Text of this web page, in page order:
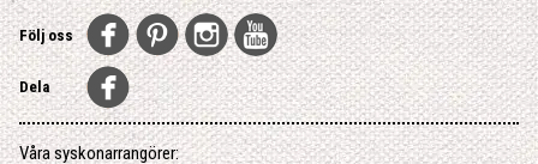
Följ oss
Dela
Våra syskonarrangörer: